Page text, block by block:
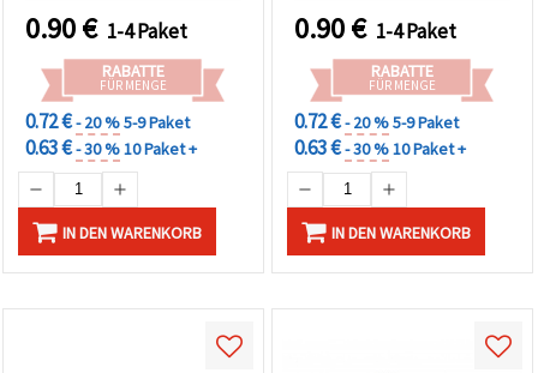
Schmuckherstellung &
Basteln
0.90€ 1-4 Paket
RABATTE
FÜR MENGE
0.72 €- 20 %5-9 Paket
0.63 €- 30 %10 Paket +
IN DEN WARENKORB
Schmuckherstellung &
Basteln
0.90€ 1-4 Paket
RABATTE
FÜR MENGE
0.72 €- 20 %5-9 Paket
0.63 €- 30 %10 Paket +
IN DEN WARENKORB